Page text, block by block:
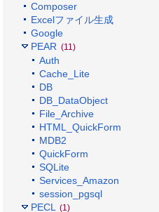
Composer
Excelファイル生成
Google
PEAR (11)
Auth
Cache_Lite
DB
DB_DataObject
File_Archive
HTML_QuickForm
MDB2
QuickForm
SQLite
Services_Amazon
session_pgsql
PECL
(1)